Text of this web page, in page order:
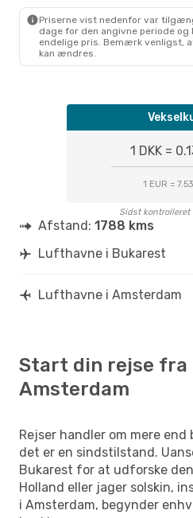
Priserne vist nedenfor var
dage for den angivne periode
endelige pris. Bemærk venligst,
kan ændres.
1 DKK =
1 EUR =
Sidst kontrolleret
Afstand: 1788 kms
Lufthavne i Bukarest
Lufthavne i Amsterdam
Start din rejse
Amsterdam
Rejser handler om mere
det er en sindstilstand.
Bukarest for at udforske
Holland eller jager solskin,
i Amsterdam, begynder